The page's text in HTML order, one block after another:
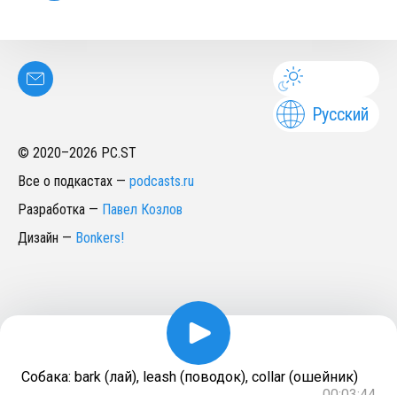
Русский
© 2020–2026 PC.ST
Все о подкастах — podcasts.ru
Разработка — Павел Козлов
Дизайн — Bonkers!
Собака: bark (лай), leash (поводок), collar (ошейник)